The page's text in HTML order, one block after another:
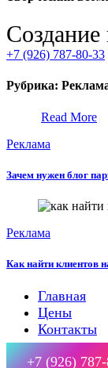
+7 (926) 787-80-33
Рубрика:
Read More
Реклама
Зачем нужен блог
Реклама
Как найти клиентов
Главная
Цены
Контакты
+7 (926)